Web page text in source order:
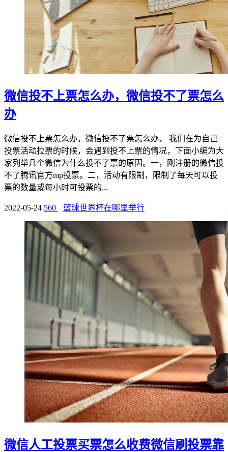
微信投不上票怎么办，微信投不了票怎么
办
微信投不上票怎么办，微信投不了票怎么办， 我们在为自己
投票活动拉票的时候，会遇到投不上票的情况，下面小编为大
家列举几个微信为什么投不了票的原因。一，刚注册的微信投
不了腾讯官方mp投票。二，活动有限制，限制了每天可以投
票的数量或每小时可投票的...
2022-05-24 560 篮球世界杯在哪里举行
微信人工投票买票怎么收费微信刷投票靠